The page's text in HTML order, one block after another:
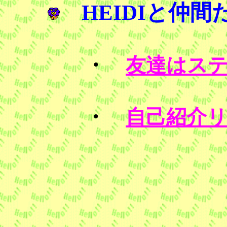
HEIDIと仲間
・友達はス
・自己紹介